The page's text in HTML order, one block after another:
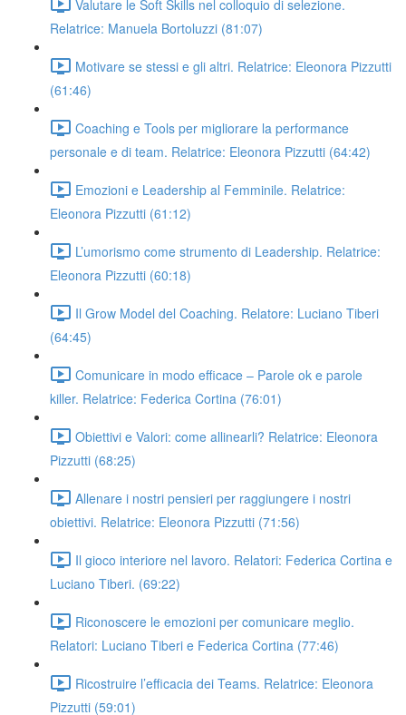
Valutare le Soft Skills nel colloquio di selezione.
Relatrice: Manuela Bortoluzzi (81:07)
Motivare se stessi e gli altri. Relatrice: Eleonora Pizzutti
(61:46)
Coaching e Tools per migliorare la performance
personale e di team. Relatrice: Eleonora Pizzutti (64:42)
Emozioni e Leadership al Femminile. Relatrice:
Eleonora Pizzutti (61:12)
L’umorismo come strumento di Leadership. Relatrice:
Eleonora Pizzutti (60:18)
Il Grow Model del Coaching. Relatore: Luciano Tiberi
(64:45)
Comunicare in modo efficace – Parole ok e parole
killer. Relatrice: Federica Cortina (76:01)
Obiettivi e Valori: come allinearli? Relatrice: Eleonora
Pizzutti (68:25)
Allenare i nostri pensieri per raggiungere i nostri
obiettivi. Relatrice: Eleonora Pizzutti (71:56)
Il gioco interiore nel lavoro. Relatori: Federica Cortina e
Luciano Tiberi. (69:22)
Riconoscere le emozioni per comunicare meglio.
Relatori: Luciano Tiberi e Federica Cortina (77:46)
Ricostruire l’efficacia dei Teams. Relatrice: Eleonora
Pizzutti (59:01)